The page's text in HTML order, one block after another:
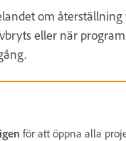
om återställning
eller när
för att öppna alla